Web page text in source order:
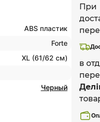
ABS пластик
Forte
XL (61/62 см)
Черный
При
в